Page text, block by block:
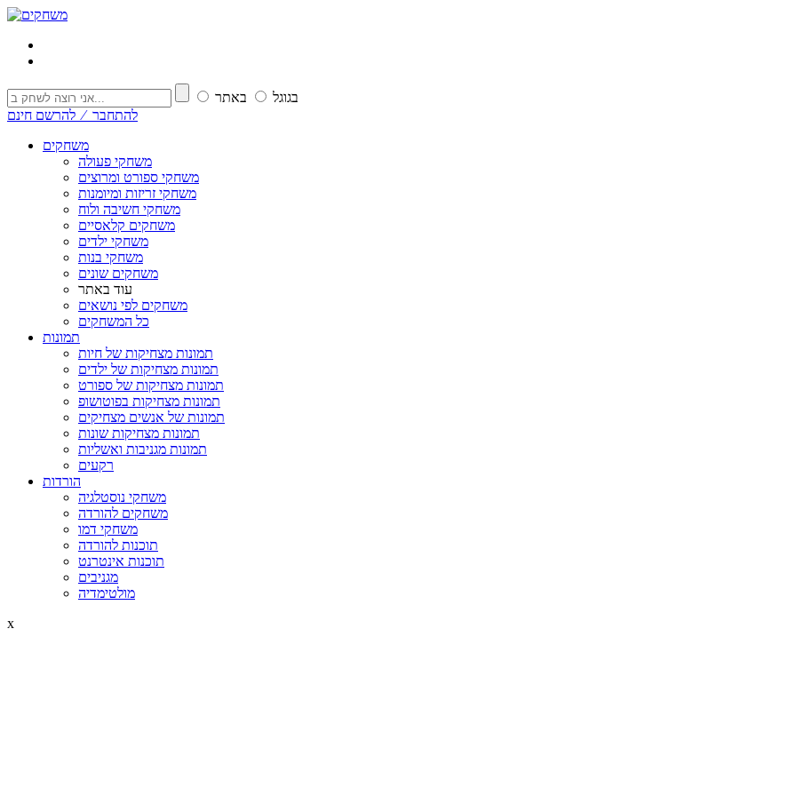
בגוגל
באתר
להתחבר ⁄ להרשם חינם
משחקים
משחקי פעולה
משחקי ספורט ומרוצים
משחקי זריזות ומיומנות
משחקי חשיבה ולוח
משחקים קלאסיים
משחקי ילדים
משחקי בנות
משחקים שונים
עוד באתר
משחקים לפי נושאים
כל המשחקים
תמונות
תמונות מצחיקות של חיות
תמונות מצחיקות של ילדים
תמונות מצחיקות של ספורט
תמונות מצחיקות בפוטושופ
תמונות של אנשים מצחיקים
תמונות מצחיקות שונות
תמונות מגניבות ואשליות
רקעים
הורדות
משחקי נוסטלגיה
משחקים להורדה
משחקי דמו
תוכנות להורדה
תוכנות אינטרנט
מגניבים
מולטימדיה
x